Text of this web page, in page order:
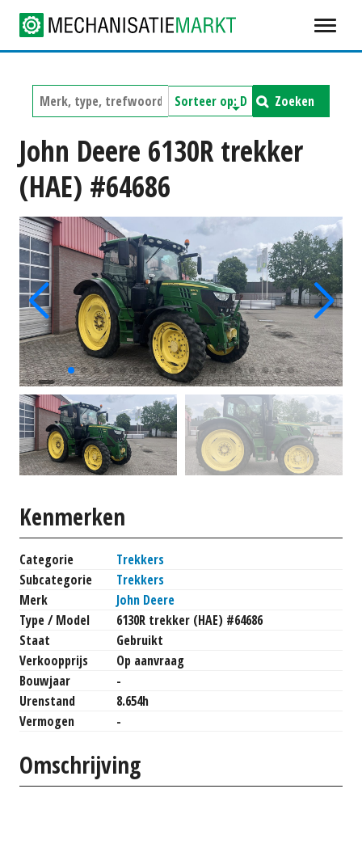
Zoeken
John Deere 6130R trekker
(HAE) #64686
Kenmerken
Categorie
Trekkers
Subcategorie
Trekkers
Merk
John Deere
Type / Model
6130R trekker (HAE) #64686
Staat
Gebruikt
Verkoopprijs
Op aanvraag
Bouwjaar
-
Urenstand
8.654h
Vermogen
-
Omschrijving